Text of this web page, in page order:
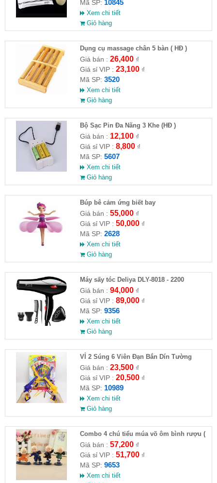
Mã SP: 10845
Xem chi tiết
Giỏ hàng
Dụng cụ massage chân 5 bàn ( HĐ )
Giá bán : 26,400₫
Giá sỉ VIP : 23,100₫
Mã SP: 3520
Xem chi tiết
Giỏ hàng
Bộ Sạc Pin Đa Năng 3 Khe (HĐ )
Giá bán : 12,100₫
Giá sỉ VIP : 8,800₫
Mã SP: 5607
Xem chi tiết
Giỏ hàng
​Búp bê cảm ứng biết bay
Giá bán : 55,000₫
Giá sỉ VIP : 50,000₫
Mã SP: 2628
Xem chi tiết
Giỏ hàng
Máy sấy tóc Deliya DLY-8018 - 2200
Giá bán : 94,000₫
Giá sỉ VIP : 89,000₫
Mã SP: 9356
Xem chi tiết
Giỏ hàng
VỈ 2 Súng 6 Viên Đạn Bắn Dín Tường
Giá bán : 23,500₫
Giá sỉ VIP : 20,500₫
Mã SP: 10989
Xem chi tiết
Giỏ hàng
Combo 4 chú tiểu múa võ ôm bình rượu (
HĐ )
Giá bán : 57,200₫
Giá sỉ VIP : 51,700₫
Mã SP: 9653
Xem chi tiết